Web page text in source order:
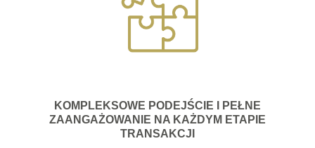
KOMPLEKSOWE PODEJŚCIE I PEŁNE
ZAANGAŻOWANIE NA KAŻDYM ETAPIE
TRANSAKCJI